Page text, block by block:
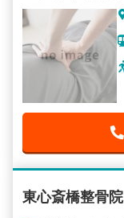
東心斎橋整骨院